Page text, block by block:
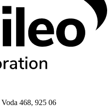
468, 925 06